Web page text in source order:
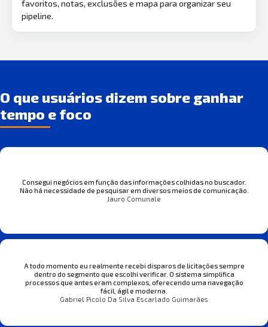
favoritos, notas, exclusões e mapa para organizar seu
pipeline.
O que usuários dizem sobre ganhar
tempo e foco
Consegui negócios em função das informações colhidas no buscador.
Não há necessidade de pesquisar em diversos meios de comunicação.
Jauro Comunale
A todo momento eu realmente recebi disparos de licitações sempre
dentro do segmento que escolhi verificar. O sistema simplifica
processos que antes eram complexos, oferecendo uma navegação
fácil, ágil e moderna.
Gabriel Picolo Da Silva Escarlado Guimarães